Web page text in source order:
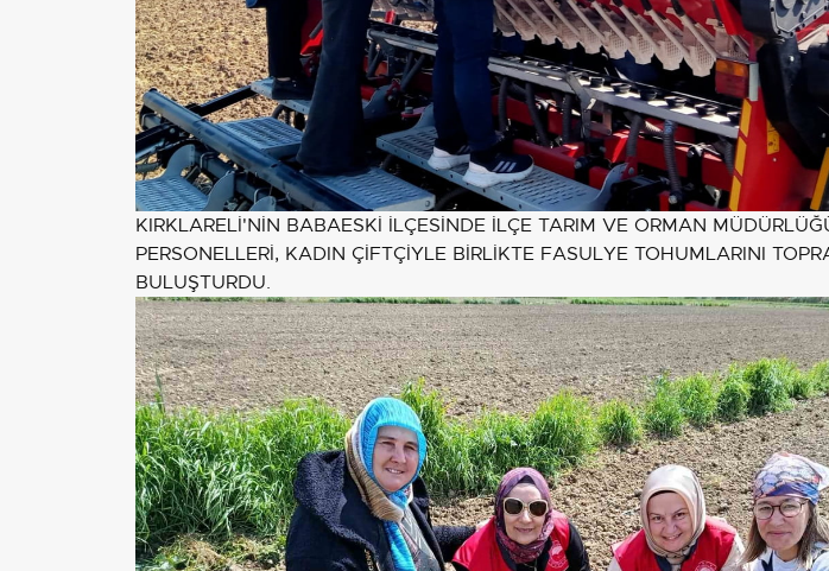
KIRKLARELİ'NİN BABAESKİ İLÇESİNDE İLÇE TARIM VE ORMAN
PERSONELLERİ, KADIN ÇİFTÇİYLE BİRLİKTE FASULYE TOHUMLARINI
BULUŞTURDU.